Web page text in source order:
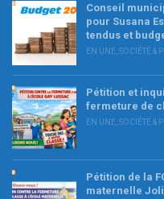
Conseil
pour Susana
tendus et
EN UNE SOCIÉTÉ &
Pétition et
fermeture de
EN UNE SOCIÉTÉ &
Pétition de la
maternelle